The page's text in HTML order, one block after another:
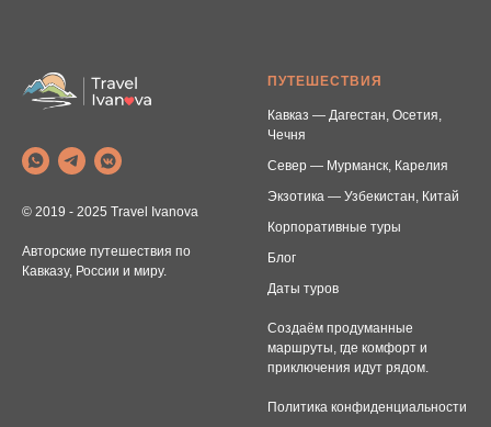
© 2019 - 2025 Travel Ivanova
Авторские путешествия по
Кавказу, России и миру.
ПУТЕШЕСТВИЯ
Кавказ — Дагестан, Осетия,
Чечня
Север — Мурманск, Карелия
Экзотика — Узбекистан, Китай
Корпоративные туры
Блог
Даты туров
Создаём продуманные
маршруты, где комфорт и
приключения идут рядом.
Политика конфиденциальности